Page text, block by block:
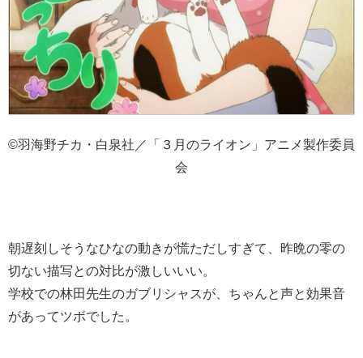
©羽海野チカ・白泉社／「３月のライオン」アニメ製作委員
会
朝遅刻しそうなひなの動きが慌ただしすぎて、昨晩の零の
切ない描写との対比が激しいいい。
学校での林田先生のガブリシャスが、ちゃんと声と効果音
があってツボでした。